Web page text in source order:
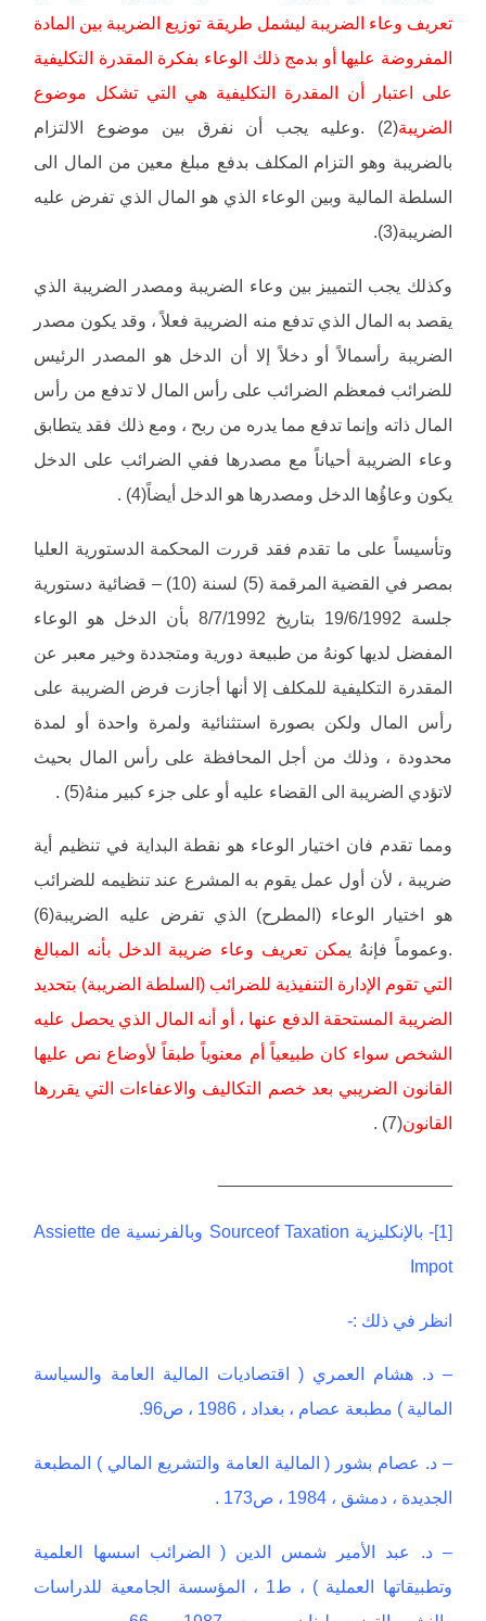
تعريف وعاء الضريبة ليشمل طريقة توزيع الضريبة بين المادة
المفروضة عليها أو بدمج ذلك الوعاء بفكرة المقدرة التكليفية
على اعتبار أن المقدرة التكليفية هي التي تشكل موضوع
الضريبة
(2) .وعليه يجب أن نفرق بين موضوع الالتزام
بالضريبة وهو التزام المكلف بدفع مبلغ معين من المال الى
السلطة المالية وبين الوعاء الذي هو المال الذي تفرض عليه
الضريبة(3).
وكذلك يجب التمييز بين وعاء الضريبة ومصدر الضريبة الذي
يقصد به المال الذي تدفع منه الضريبة فعلاً ، وقد يكون مصدر
الضريبة رأسمالاً أو دخلاً إلا أن الدخل هو المصدر الرئيس
للضرائب فمعظم الضرائب على رأس المال لا تدفع من رأس
المال ذاته وإنما تدفع مما يدره من ربح ، ومع ذلك فقد يتطابق
وعاء الضريبة أحياناً مع مصدرها ففي الضرائب على الدخل
يكون وعاؤُها الدخل ومصدرها هو الدخل أيضاً(4) .
وتأسيساً على ما تقدم فقد قررت المحكمة الدستورية العليا
بمصر في القضية المرقمة (5) لسنة (10) – قضائية دستورية
جلسة 19/6/1992 بتاريخ 8/7/1992 بأن الدخل هو الوعاء
المفضل لديها كونهُ من طبيعة دورية ومتجددة وخير معبر عن
المقدرة التكليفية للمكلف إلا أنها أجازت فرض الضريبة على
رأس المال ولكن بصورة استثنائية ولمرة واحدة أو لمدة
محدودة ، وذلك من أجل المحافظة على رأس المال بحيث
لاتؤدي الضريبة الى القضاء عليه أو على جزء كبير منهُ(5) .
ومما تقدم فان اختيار الوعاء هو نقطة البداية في تنظيم أية
ضريبة ، لأن أول عمل يقوم به المشرع عند تنظيمه للضرائب
هو اختيار الوعاء (المطرح) الذي تفرض عليه الضريبة(6)
.وعموماً فإنهُ يمكن تعريف وعاء ضريبة الدخل بأنه المبالغ
التي تقوم الإدارة التنفيذية للضرائب (السلطة الضريبة) بتحديد
الضريبة المستحقة الدفع عنها ، أو أنه المال الذي يحصل عليه
الشخص سواء كان طبيعياً أم معنوياً طبقاً لأوضاع نص عليها
القانون الضريبي بعد خصم التكاليف والاعفاءات التي يقررها
القانون(7) .
[1]- بالإنكليزية Sourceof Taxation وبالفرنسية Assiette de
Impot
انظر في ذلك :-
– د. هشام العمري ( اقتصاديات المالية العامة والسياسة
المالية ) مطبعة عصام ، بغداد ، 1986 ، ص96.
– د. عصام بشور ( المالية العامة والتشريع المالي ) المطبعة
الجديدة ، دمشق ، 1984 ، ص173 .
– د. عبد الأمير شمس الدين ( الضرائب اسسها العلمية
وتطبيقاتها العملية ) ، ط1 ، المؤسسة الجامعية للدراسات